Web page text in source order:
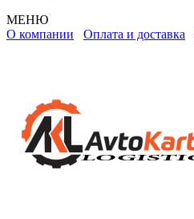
МЕНЮ
О компании Оплата и доставка